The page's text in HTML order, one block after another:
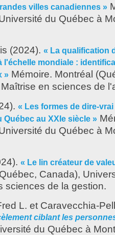
villes canadiennes »
du Québec à
(2024). « La qualification
l'échelle mondiale :
» Mémoire. Montréal
en sciences de
« Les formes de dire-
au XXIe siècle »
du Québec à
« Le lin créateur de
Canada),
sciences de la gestion.
L. et Caravecchia-
ciblant les
du Québec à